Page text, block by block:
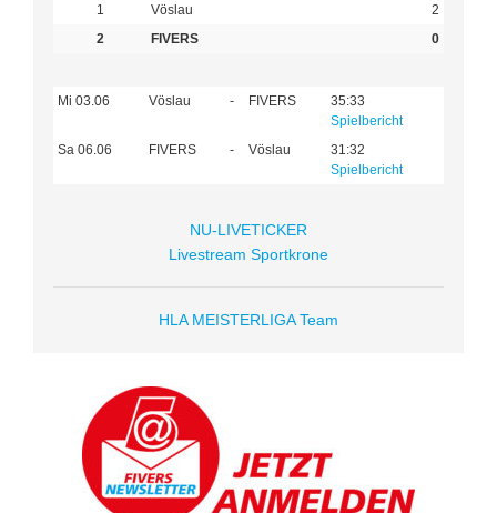
1
Vöslau
2
2
FIVERS 0
Mi 03.06 Vöslau - FIVERS
35:33
Spielbericht
Sa 06.06
FIVERS - Vöslau
31:32
Spielbericht
NU-LIVETICKER
Livestream Sportkrone
HLA MEISTERLIGA Team